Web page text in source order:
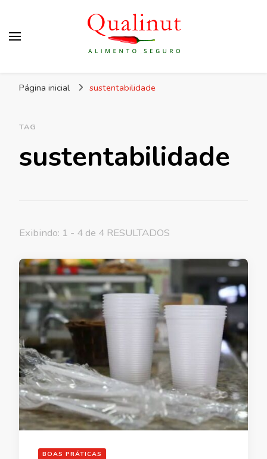
dos alimentos e rotulagem.
Página inicial sustentabilidade
TAG
sustentabilidade
Exibindo: 1 - 4 de 4 RESULTADOS
BOAS PRÁTICAS